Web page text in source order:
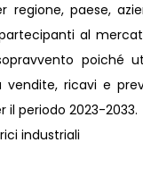
paese,
al
poiché
ricavi e
il periodo 2023-2033.
industriali